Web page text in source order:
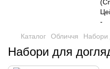
Каталог Обличчя Набори
Набори для